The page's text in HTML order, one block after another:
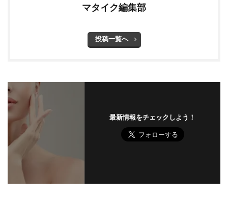
マタイク編集部
投稿一覧へ
最新情報をチェックしよう！